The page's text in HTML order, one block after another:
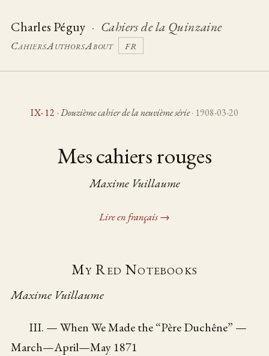
Charles Péguy · Cahiers de la Quinzaine
CahiersAuthorsAbout FR
IX-12 ·Douzième cahier de la neuvième série· 1908-03-20
Mes cahiers rouges
Maxime Vuillaume
Lire en français →
My Red Notebooks
Maxime Vuillaume
III. — When We Made the “Père Duchêne” —
March—April—May 1871